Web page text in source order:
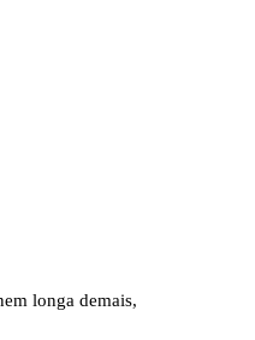
longa demais,